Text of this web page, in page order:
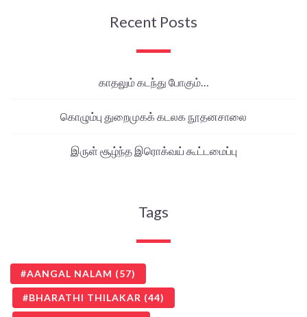
Recent Posts
காதலும் கடந்து போகும்…
கொழும்பு துறைமுகக் கடலக நூதனசாலை
இருள் சூழ்ந்த இரொக்வய் கூட்டமைப்பு
Tags
AANGAL NALAM (57)
BHARATHI THILAKAR (44)